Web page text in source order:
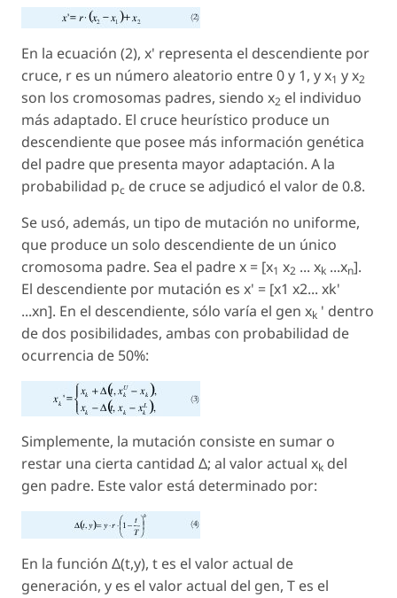
En la ecuación (2), x' representa el descendiente por
cruce, r es un número aleatorio entre 0 y 1, yx1 yx2
son los cromosomas padres, siendo x2 el individuo
más adaptado. El cruce heurístico produce un
descendiente que posee más información genética
del padre que presenta mayor adaptación. A la
probabilidad pc de cruce se adjudicó el valor de 0.8.
Se usó, además, un tipo de mutación no uniforme,
que produce un solo descendiente de un único
cromosoma padre. Sea el padrex = [x1 x2 ... xk ...xn].
El descendiente por mutación es x' = [x1 x2... xk'
...xn]. En el descendiente, sólo varía el gen xk ' dentro
de dos posibilidades, ambas con probabilidad de
ocurrencia de 50%:
Simplemente, la mutación consiste en sumar o
restar una cierta cantidad Δ; al valor actual xk del
gen padre. Este valor está determinado por:
En la función Δ(t,y), t es el valor actual de
generación, y es el valor actual del gen, T es el